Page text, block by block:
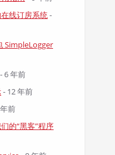
在线订房系统-
SimpleLogger
- 6 年前
- 12 年前
前
的“黑客”程序